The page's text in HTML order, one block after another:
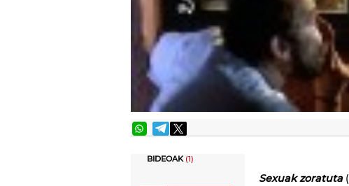
BIDEOAK(1)
Sexuak zoratuta(